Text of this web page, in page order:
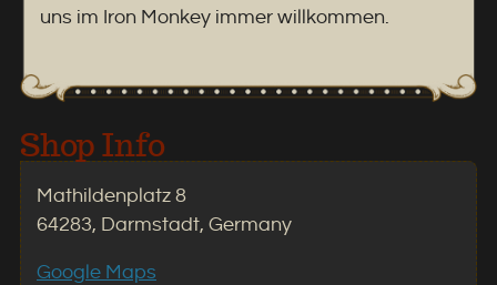
uns im Iron Monkey immer willkommen.
Shop Info
Mathildenplatz 8
64283, Darmstadt, Germany
Google Maps